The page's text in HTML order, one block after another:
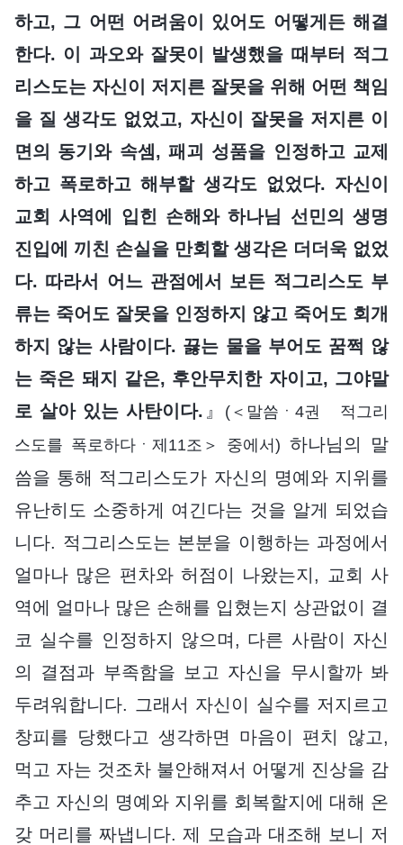
하고, 그 어떤 어려움이 있어도 어떻게든 해결
한다. 이 과오와 잘못이 발생했을 때부터 적그
리스도는 자신이 저지른 잘못을 위해 어떤 책임
을 질 생각도 없었고, 자신이 잘못을 저지른 이
면의 동기와 속셈, 패괴 성품을 인정하고 교제
하고 폭로하고 해부할 생각도 없었다. 자신이
교회 사역에 입힌 손해와 하나님 선민의 생명
진입에 끼친 손실을 만회할 생각은 더더욱 없었
다. 따라서 어느 관점에서 보든 적그리스도 부
류는 죽어도 잘못을 인정하지 않고 죽어도 회개
하지 않는 사람이다. 끓는 물을 부어도 꿈쩍 않
는 죽은 돼지 같은, 후안무치한 자이고, 그야말
로 살아 있는 사탄이다. 』 (＜말씀ㆍ4권 적그리
스도를 폭로하다ㆍ제11조＞ 중에서) 하나님의 말
씀을 통해 적그리스도가 자신의 명예와 지위를
유난히도 소중하게 여긴다는 것을 알게 되었습
니다. 적그리스도는 본분을 이행하는 과정에서
얼마나 많은 편차와 허점이 나왔는지, 교회 사
역에 얼마나 많은 손해를 입혔는지 상관없이 결
코 실수를 인정하지 않으며, 다른 사람이 자신
의 결점과 부족함을 보고 자신을 무시할까 봐
두려워합니다. 그래서 자신이 실수를 저지르고
창피를 당했다고 생각하면 마음이 편치 않고,
먹고 자는 것조차 불안해져서 어떻게 진상을 감
추고 자신의 명예와 지위를 회복할지에 대해 온
갖 머리를 짜냅니다. 제 모습과 대조해 보니 저